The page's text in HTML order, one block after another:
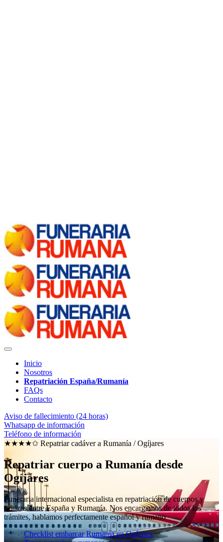
Inicio
Nosotros
Repatriación España/Rumanía
FAQs
Contacto
Aviso de fallecimiento (24 horas)
Whatsapp de información
Teléfono de información
★★★★✩ Repatriar cadáver a Rumanía /Ogíjares
Repatriar cuerpo a Rumanía desde
Ogíjares
Funeraria internacional especialista en repatriación de cuerpos y
cenizas entre España y Rumanía. Nos encargamos de todos los
trámites, hablamos perfectamente español y rumano
Checklist embarcar Rumanía en Ogíjares.